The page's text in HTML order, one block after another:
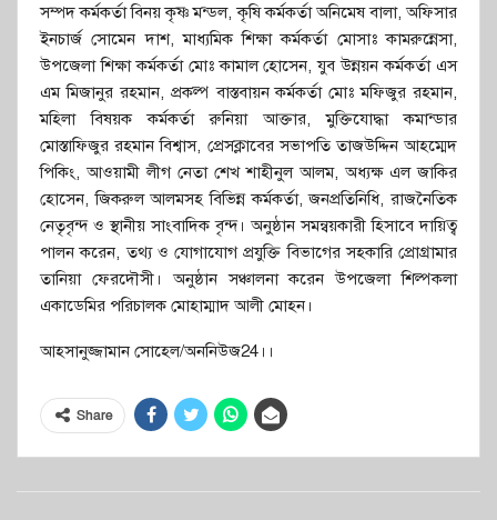
সম্পদ কর্মকর্তা বিনয় কৃষ্ণ মন্ডল, কৃষি কর্মকর্তা অনিমেষ বালা, অফিসার
ইনচার্জ সোমেন দাশ, মাধ্যমিক শিক্ষা কর্মকর্তা মোসাঃ কামরুন্নেসা,
উপজেলা শিক্ষা কর্মকর্তা মোঃ কামাল হোসেন, যুব উন্নয়ন কর্মকর্তা এস
এম মিজানুর রহমান, প্রকল্প বাস্তবায়ন কর্মকর্তা মোঃ মফিজুর রহমান,
মহিলা বিষয়ক কর্মকর্তা রুনিয়া আক্তার, মুক্তিযোদ্ধা কমান্ডার
মোস্তাফিজুর রহমান বিশ্বাস, প্রেসক্লাবের সভাপতি তাজউদ্দিন আহম্মেদ
পিকিং, আওয়ামী লীগ নেতা শেখ শাহীনুল আলম, অধ্যক্ষ এল জাকির
হোসেন, জিকরুল আলমসহ বিভিন্ন কর্মকর্তা, জনপ্রতিনিধি, রাজনৈতিক
নেতৃবৃন্দ ও স্থানীয় সাংবাদিক বৃন্দ। অনুষ্ঠান সমন্বয়কারী হিসাবে দায়িত্ব
পালন করেন, তথ্য ও যোগাযোগ প্রযুক্তি বিভাগের সহকারি প্রোগ্রামার
তানিয়া ফেরদৌসী। অনুষ্ঠান সঞ্চালনা করেন উপজেলা শিল্পকলা
একাডেমির পরিচালক মোহাম্মাদ আলী মোহন।
আহসানুজ্জামান সোহেল/অননিউজ24।।
Share